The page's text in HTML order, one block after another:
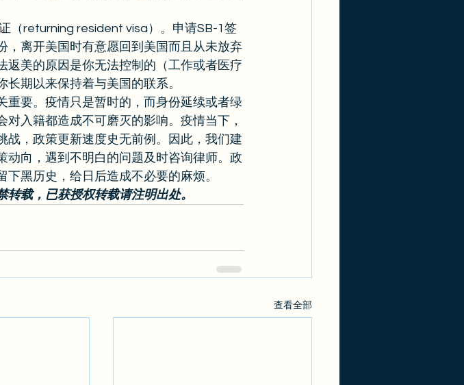
（returning resident visa）。申请SB-1签
，离开美国时有意愿回到美国而且从未放弃
返美的原因是你无法控制的（工作或者医疗
长期以来保持着与美国的联系。
重要。疫情只是暂时的，而身份延续或者绿
入籍都造成不可磨灭的影响。疫情当下，
战，政策更新速度史无前例。因此，我们建
动向，遇到不明白的问题及时咨询律师。政
黑历史，给日后造成不必要的麻烦。
载，已获授权转载请注明出处。
查看全部